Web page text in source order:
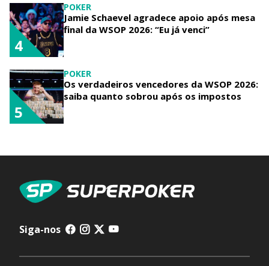
POKER
Jamie Schaevel agradece apoio após mesa
final da WSOP 2026: “Eu já venci”
4
POKER
Os verdadeiros vencedores da WSOP 2026:
saiba quanto sobrou após os impostos
5
Siga-nos